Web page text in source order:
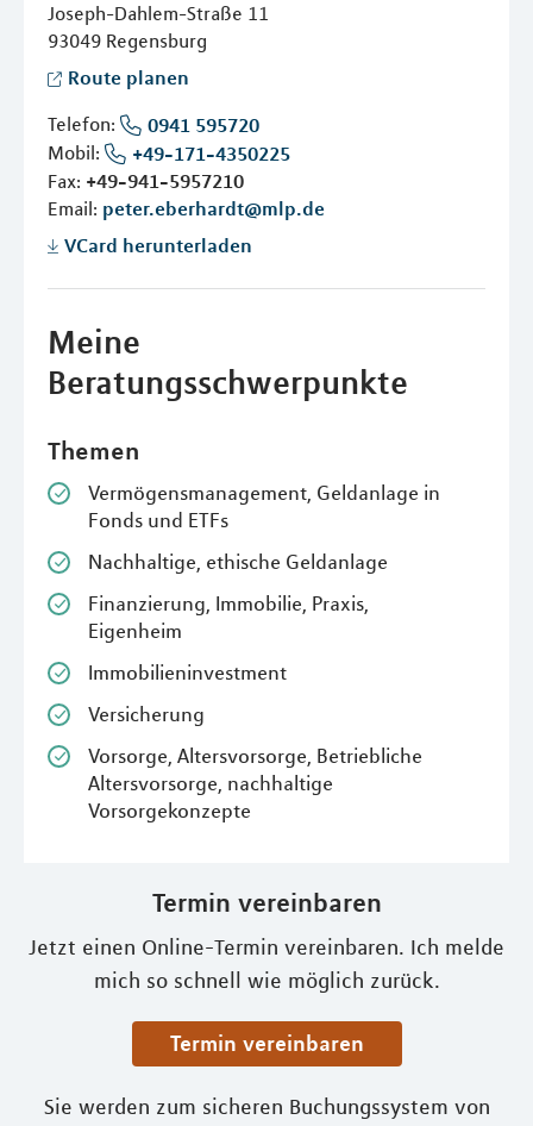
Joseph-Dahlem-Straße 11
93049 Regensburg
Route planen
Telefon:
0941 595720
Mobil:
+49-171-4350225
Fax: +49-941-5957210
Email: peter.eberhardt@mlp.de
VCard herunterladen
Meine
Beratungsschwerpunkte
Themen
Vermögensmanagement, Geldanlage in
Fonds und ETFs
Nachhaltige, ethische Geldanlage
Finanzierung, Immobilie, Praxis,
Eigenheim
Immobilieninvestment
Versicherung
Vorsorge, Altersvorsorge, Betriebliche
Altersvorsorge, nachhaltige
Vorsorgekonzepte
Termin vereinbaren
Jetzt einen Online-Termin vereinbaren. Ich melde
mich so schnell wie möglich zurück.
Termin vereinbaren
Sie werden zum sicheren Buchungssystem von